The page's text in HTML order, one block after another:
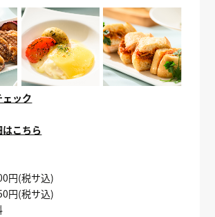
ック
こちら
(税サ込)
(税サ込)